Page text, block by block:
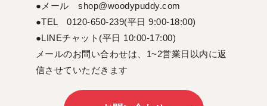
●メール shop@woodypuddy.com
●TEL 0120-650-239(平日 9:00-18:00)
●LINEチャット(平日 10:00-17:00)
メールのお問い合わせは、1~2営業日以内に返
信させていただきます